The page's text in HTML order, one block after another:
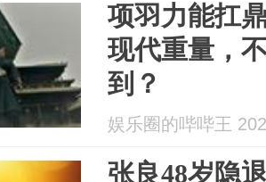
项羽力能扛
现代重量，
到？
娱乐圈的哔哔王
张良48岁隐